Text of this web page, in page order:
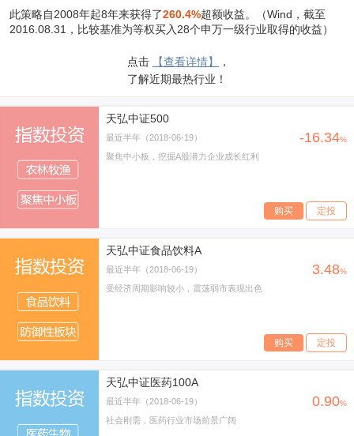
此策略自2008年起8年来获得了260.4%超额收益。（Wind，截至
2016.08.31，比较基准为等权买入28个申万一级行业取得的收益）
点击 【查看详情】
，
了解近期最热行业！
天弘中证500
最近半年（2018-06-19） -16.34%
聚焦中小板，挖掘A股潜力企业成长红利
购买 定投
天弘中证食品饮料A
最近半年（2018-06-19） 3.48%
受经济周期影响较小，震荡弱市表现出色
购买 定投
天弘中证医药100A
最近半年（2018-06-19） 0.90%
社会刚需，医药行业市场前景广阔